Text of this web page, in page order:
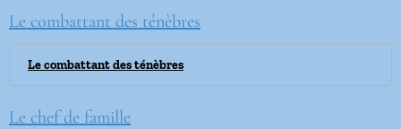
Le combattant des ténèbres
Le combattant des ténèbres
Le chef de famille